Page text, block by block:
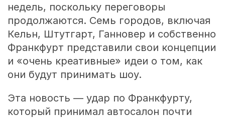
недель, поскольку переговоры
продолжаются. Семь городов, включая
Кельн, Штутгарт, Ганновер и собственно
Франкфурт представили свои концепции
и «очень креативные» идеи о том, как
они будут принимать шоу.
Эта новость — удар по Франкфурту,
который принимал автосалон почти